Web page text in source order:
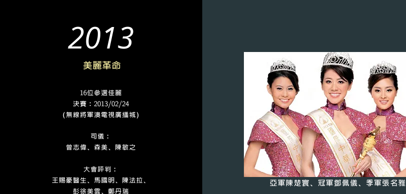
2013
美麗革命
16位參選佳麗
決賽﹕2013/02/24
（無線將軍澳電視廣播城）
司儀﹕
曾志偉、森美、陳敏之
大會評判﹕
王賜豪醫生、馬國明、陳法拉、
彭徐美雲、鄭丹瑞
亞軍陳楚寰、冠軍鄧佩儀、季軍張名雅